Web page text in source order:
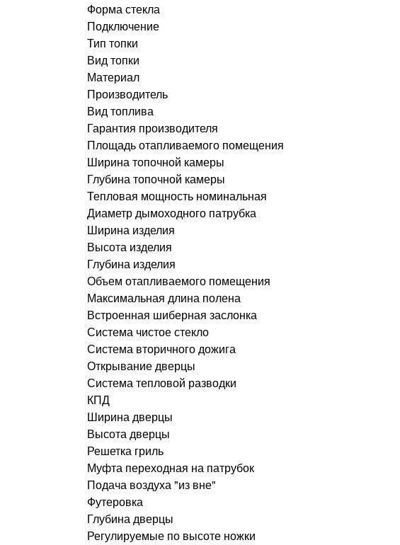
Форма стекла
Подключение
Тип топки
Вид топки
Материал
Производитель
Вид топлива
Гарантия производителя
Площадь отапливаемого помещения
Ширина топочной камеры
Глубина топочной камеры
Тепловая мощность номинальная
Диаметр дымоходного патрубка
Ширина изделия
Высота изделия
Глубина изделия
Объем отапливаемого помещения
Максимальная длина полена
Встроенная шиберная заслонка
Система чистое стекло
Система вторичного дожига
Открывание дверцы
Система тепловой разводки
КПД
Ширина дверцы
Высота дверцы
Решетка гриль
Муфта переходная на патрубок
Подача воздуха "из вне"
Футеровка
Глубина дверцы
Регулируемые по высоте ножки